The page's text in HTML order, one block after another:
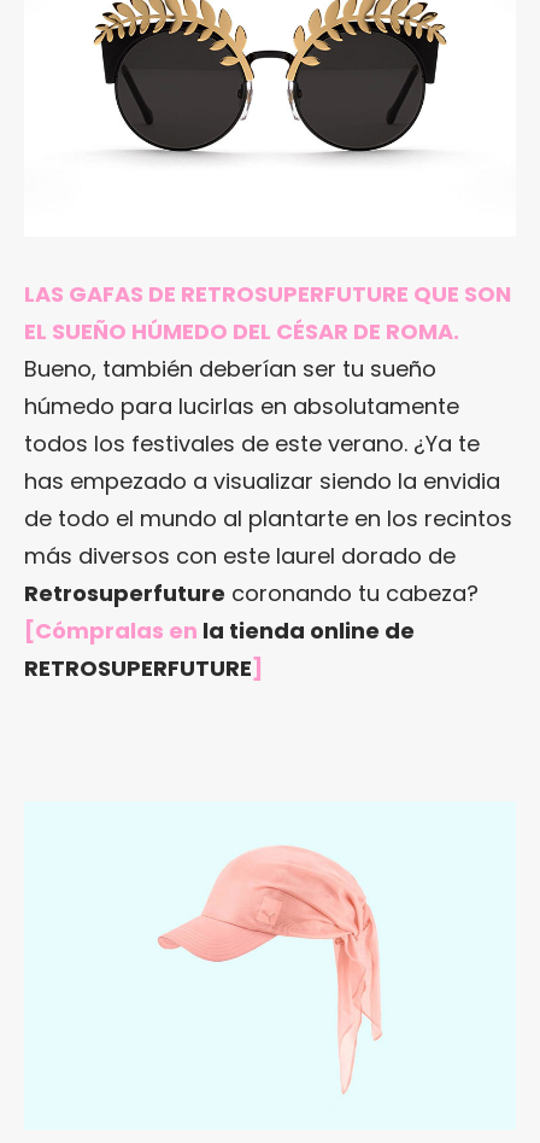
LAS GAFAS DE RETROSUPERFUTURE QUE SON
EL SUEÑO HÚMEDO DEL CÉSAR DE ROMA.
Bueno, también deberían ser tu sueño
húmedo para lucirlas en absolutamente
todos los festivales de este verano. ¿Ya te
has empezado a visualizar siendo la envidia
de todo el mundo al plantarte en los recintos
más diversos con este laurel dorado de
Retrosuperfuture coronando tu cabeza?
[Cómpralas en la tienda online de
RETROSUPERFUTURE]